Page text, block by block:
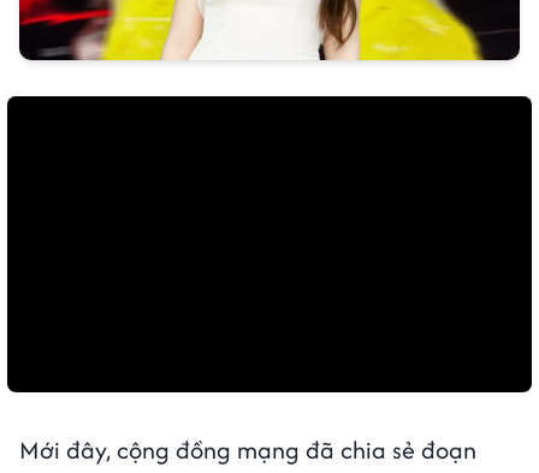
Mới đây, cộng đồng mạng đã chia sẻ đoạn